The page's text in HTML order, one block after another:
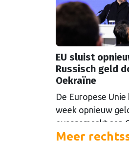
EU sluist
Russisch geld
Oekraïne
De Europese
week opnieuw
overgemaakt aan
de opbrengsten
Meer